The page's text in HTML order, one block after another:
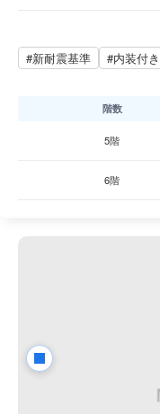
#新耐震基準 #内装付
階数
5階
6階